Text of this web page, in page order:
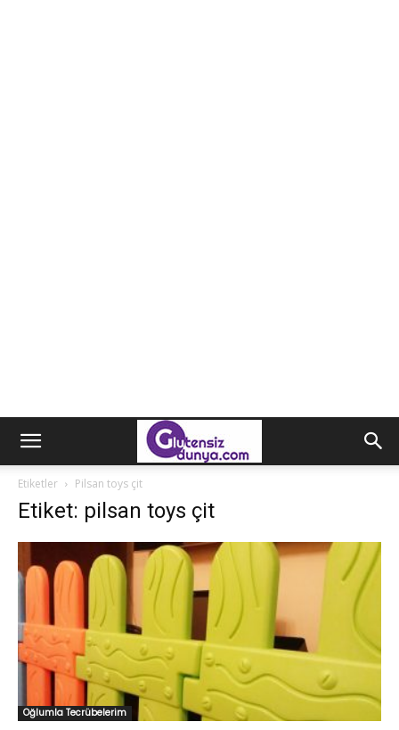
Etiketler Pilsan toys çit
Etiket: pilsan toys çit
Oğlumla Tecrübelerim